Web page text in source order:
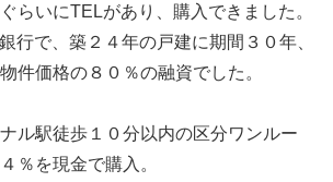
らいにTELがあり、購入できました。
行で、築２４年の戸建に期間３０年、
件価格の８０％の融資でした。
ル駅徒歩１０分以内の区分ワンルー
％を現金で購入。